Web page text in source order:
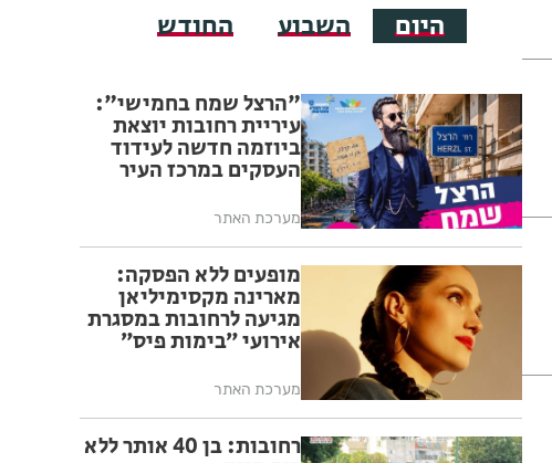
היום השבוע החודש
"הרצל שמח בחמישי":
עיריית רחובות יוצאת
ביוזמה חדשה לעידוד
העסקים במרכז העיר
מערכת האתר
מופעים ללא הפסקה:
מארינה מקסימיליאן
מגיעה לרחובות במסגרת
אירועי ״בימות פיס״
מערכת האתר
רחובות: בן 40 אותר ללא